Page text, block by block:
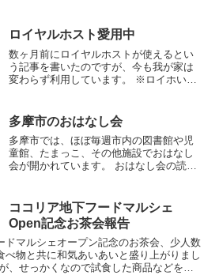
ロイヤルホスト愛用中
数ヶ月前にロイヤルホストが使えるとい
う記事を書いたのですが、今も我が家は
変わらず利用しています。 ※ロイホいい
はだいぶ色々なもの、大人と同じような
ものを食べられるよう...
多摩市のおはなし会
多摩市では、ほぼ毎週市内の図書館や児
童館、たまっこ、その他施設でおはなし
会が開かれています。 おはなし会の読み
ボランティア団体さんは、私がざっと調
べた限り11団体。 ...
ココリア地下フードマルシェ
Open記念お茶会報告
ドマルシェオープン記念のお茶会、少人数
べ物と共に和気あいあいと盛り上がりまし
、せっかくなので試食した商品などをご